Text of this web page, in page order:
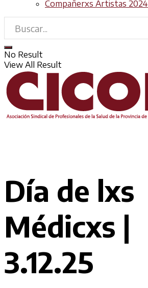
Compañerxs Artistas 2024
No Result
View All Result
Día de lxs
Médicxs |
3.12.25